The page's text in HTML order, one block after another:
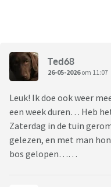
Ted68
26-05-2026om 11:07
Leuk! Ik doe ook weer
een week duren… Heb
Zaterdag in de tuin
gelezen, en met man
bos gelopen……